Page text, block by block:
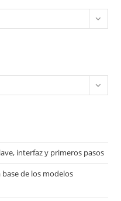
interfaz y primeros pasos
de los modelos